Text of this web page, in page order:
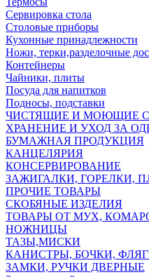
Сервировка стола
Столовые приборы
Кухонные принадлежности
Ножи, терки,разделочные
Контейнеры
Чайники, плиты
Посуда для напитков
Подносы, подставки
ЧИСТЯЩИЕ И МОЮЩИЕ
ХРАНЕНИЕ И УХОД ЗА
БУМАЖНАЯ ПРОДУКЦИЯ
КАНЦЕЛЯРИЯ
КОНСЕРВИРОВАНИЕ
ЗАЖИГАЛКИ, ГОРЕЛКИ,
ПРОЧИЕ ТОВАРЫ
СКОБЯНЫЕ ИЗДЕЛИЯ
ТОВАРЫ ОТ МУХ,
НОЖНИЦЫ
ТАЗЫ,МИСКИ
КАНИСТРЫ, БОЧКИ,
ЗАМКИ, РУЧКИ ДВЕРНЫЕ